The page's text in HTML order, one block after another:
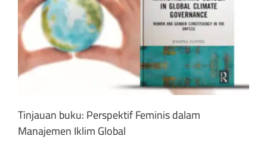
Tinjauan buku: Perspektif Feminis dalam
Manajemen Iklim Global